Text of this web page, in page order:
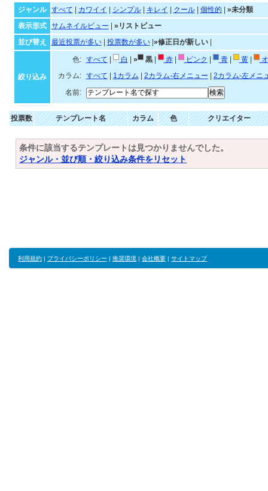
ジャンル すべて カワイイ シンプル| キレイ クール| 個性的
»未分類
表示形式
サムネイルビュー
»リストビュー
並び替え
最近投票が多い| 投票数が多い| »修正日が新しい|
絞り込み
色: すべて 白 » 黒| 赤| ピンク 青| 黄|
カラム:
すべて 1カラム 2カラム-右メニュー
2カラム-左メニ
名前:
投票数 テンプレート名 カラム 色 クリエイター
条件に該当するテンプレートは見つかりませんでした。
ジャンル・並び順・絞り込み条件をリセット
利用規約 | プライバシーポリシー | 推奨環境 | 会社概要 | サイトマップ